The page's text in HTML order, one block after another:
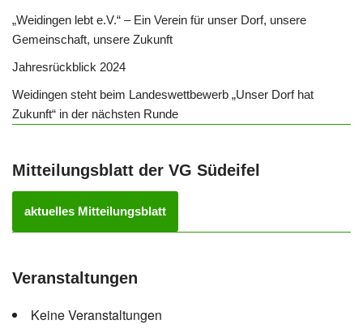
„Weidingen lebt e.V.“ – Ein Verein für unser Dorf, unsere
Gemeinschaft, unsere Zukunft
Jahresrückblick 2024
Weidingen steht beim Landeswettbewerb „Unser Dorf hat
Zukunft“ in der nächsten Runde
Mitteilungsblatt der VG Südeifel
aktuelles Mitteilungsblatt
Veranstaltungen
Keine Veranstaltungen